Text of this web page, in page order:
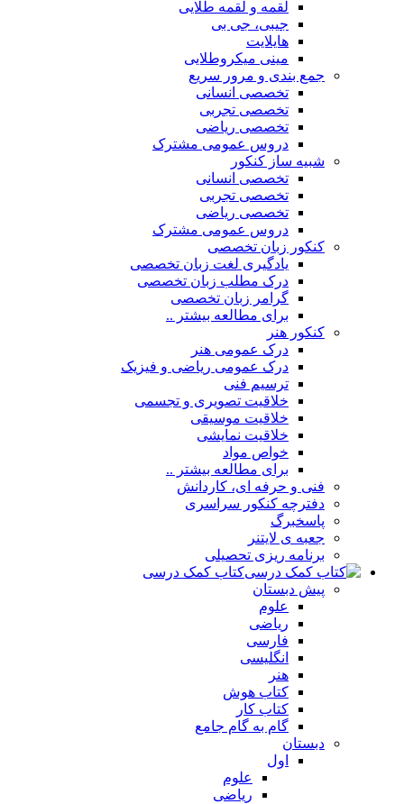
لقمه و لقمه طلایی
جیبی، جی بی
هایلایت
مینی میکروطلایی
جمع بندی و مرور سریع
تخصصی انسانی
تخصصی تجربی
تخصصی ریاضی
دروس عمومی مشترک
شبیه ساز کنکور
تخصصی انسانی
تخصصی تجربی
تخصصی ریاضی
دروس عمومی مشترک
کنکور زبان تخصصی
یادگیری لغت زبان تخصصی
درک مطلب زبان تخصصی
گرامر زبان تخصصی
برای مطالعه بیشتر ..
کنکور هنر
درک عمومی هنر
درک عمومی ریاضی و فیزیک
ترسیم فنی
خلاقیت تصویری و تجسمی
خلاقیت موسیقی
خلاقیت نمایشی
خواص مواد
برای مطالعه بیشتر ..
فنی و حرفه ای، کاردانش
دفترچه کنکور سراسری
پاسخبرگ
جعبه ی لایتنر
برنامه ریزی تحصیلی
کتاب کمک درسی
پیش دبستان
علوم
ریاضی
فارسی
انگلیسی
هنر
کتاب هوش
کتاب کار
گام به گام جامع
دبستان
اول
علوم
ریاضی